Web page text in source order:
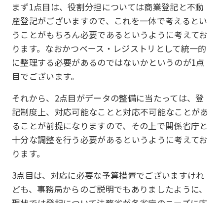
まず1点目は、役割分担については商業登記と不動
産登記がございますので、これを一体で考えるとい
うことがもちろん必要であるというように考えてお
ります。なおかつベース・レジストリとして統一的
に整理する必要があるのではないかというのが1点
目でございます。
それから、2点目がデータの整備に当たっては、登
記制度上、対応可能なことと対応不可能なことがあ
ることが前提になりますので、その上で関係省庁と
十分な調整を行う必要があるというように考えてお
ります。
3点目は、対応に必要な予算措置でございますけれ
ども、事務局からのご説明でもありましたように、